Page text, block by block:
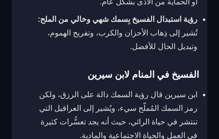
أو الحماية من الأذى بشكل عام.
رؤية استبدال الفسيخ بِسمك شهي وخالي من الملح:
تُشير إلى ذِهاب الأحزان والكرب، وتفريج الهموم،
وتبديل الحال للأفضل.
الفسيخ في المنام لابن سيرين
ابن سيرين قال رؤية السمك دالة على الرزق، ولكن
رمز السمك المُملّح سيء، ويُشير إلى العراقيل التي
تنتشر في حياة الرائي، حيث أنه يجد تعسُّرات كثيرة
في العمل والحياة الاجتماعية والمادية.